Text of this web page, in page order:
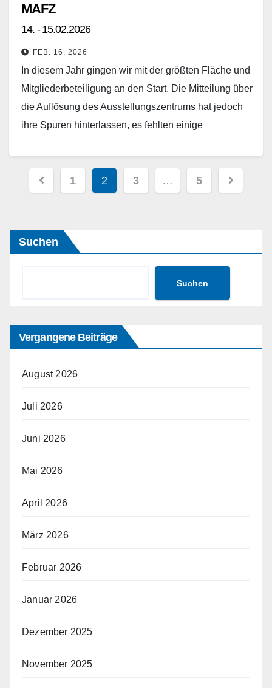
MAFZ
14. - 15.02.2026
FEB. 16, 2026
In diesem Jahr gingen wir mit der größten Fläche und
Mitgliederbeteiligung an den Start. Die Mitteilung über
die Auflösung des Ausstellungszentrums hat jedoch
ihre Spuren hinterlassen, es fehlten einige
Seitennummerierung
der
1 2 3 … 5
Suchen
Suchen
Vergangene Beiträge
August 2026
Juli 2026
Juni 2026
Mai 2026
April 2026
März 2026
Februar 2026
Januar 2026
Dezember 2025
November 2025